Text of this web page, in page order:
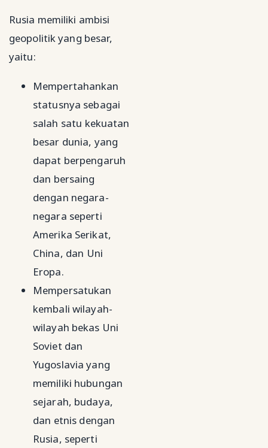
Rusia memiliki ambisi
geopolitik yang besar,
yaitu:
Mempertahankan
statusnya sebagai
salah satu kekuatan
besar dunia, yang
dapat berpengaruh
dan bersaing
dengan negara-
negara seperti
Amerika Serikat,
China, dan Uni
Eropa.
Mempersatukan
kembali wilayah-
wilayah bekas Uni
Soviet dan
Yugoslavia yang
memiliki hubungan
sejarah, budaya,
dan etnis dengan
Rusia, seperti